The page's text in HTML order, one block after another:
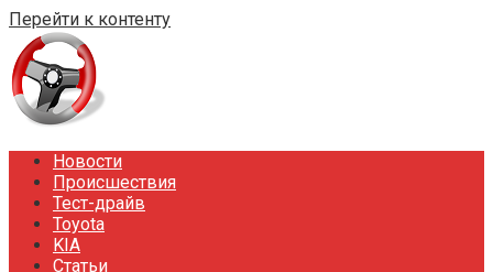
Перейти к контенту
Новости
Происшествия
Тест-драйв
Toyota
KIA
Статьи